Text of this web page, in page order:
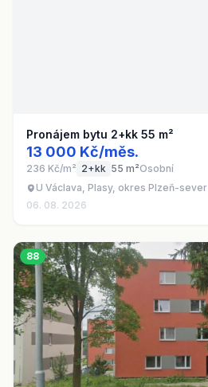
Pronájem bytu 2+kk 55 m²
13 000 Kč/měs.
236 Kč/m² 2+kk 55 m²Osobní
U Václava, Plasy, okres Plzeň-sever
06. 08. 2026
88